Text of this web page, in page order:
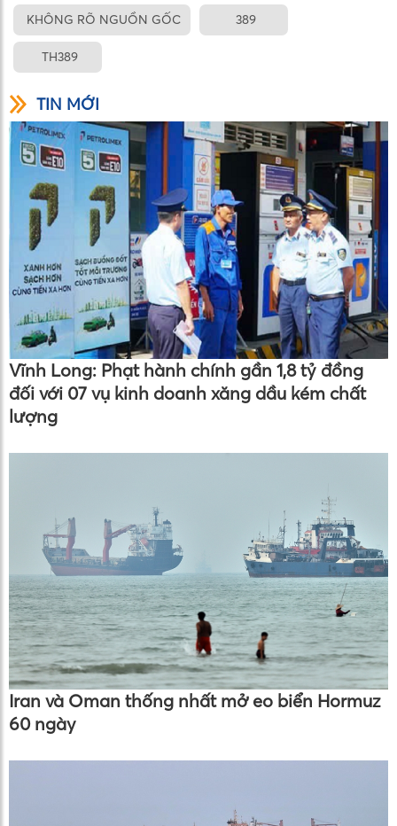
KHÔNG RÕ NGUỒN GỐC 389
TH389
TIN MỚI
Vĩnh Long: Phạt hành chính gần 1,8 tỷ đồng
đối với 07 vụ kinh doanh xăng dầu kém chất
lượng
Iran và Oman thống nhất mở eo biển Hormuz
60 ngày